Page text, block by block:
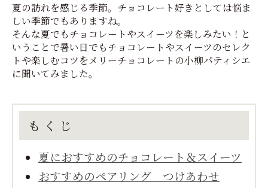
夏の訪れを感じる季節。チョコレート好きとしては悩ま
しい季節でもありますね。
そんな夏でもチョコレートやスイーツを楽しみたい！と
いうことで暑い日でもチョコレートやスイーツのセレク
トや楽しむコツをメリーチョコレートの小柳パティシエ
に聞いてみました。
もくじ
夏におすすめのチョコレート＆スイーツ
おすすめのペアリング つけあわせ